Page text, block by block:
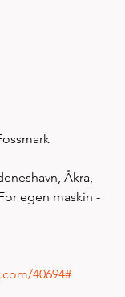
Åkra,
egen maskin -
40694#